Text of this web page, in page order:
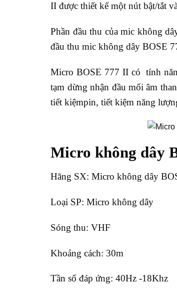
II được thiết kế một nút bật/tắt
Phần đầu thu của mic không
đầu thu mic không dây BOSE
Micro BOSE 777 II có tính
tạm dừng nhận đầu mối âm
tiết kiệmpin, tiết kiệm năng
Micro không dây
Hãng SX: Micro không dây
Loại SP: Micro không dây
Sóng thu: VHF
Khoảng cách: 30m
Tần số đáp ứng: 40Hz -18Khz